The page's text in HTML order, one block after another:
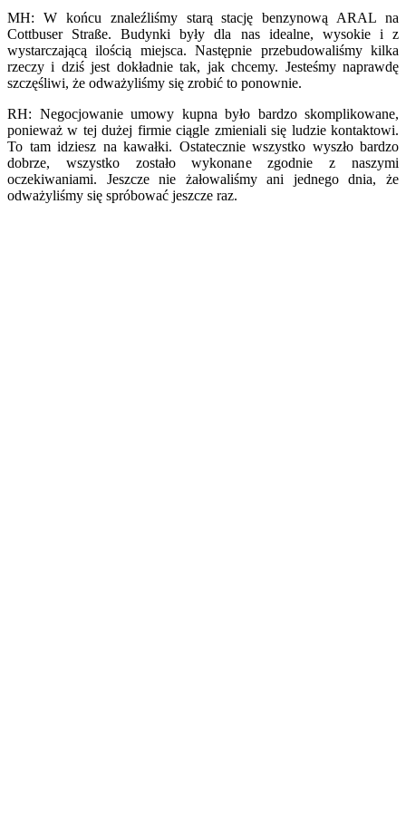
MH: W końcu znaleźliśmy starą stację benzynową ARAL na
Cottbuser Straße. Budynki były dla nas idealne, wysokie i z
wystarczającą ilością miejsca. Następnie przebudowaliśmy kilka
rzeczy i dziś jest dokładnie tak, jak chcemy. Jesteśmy naprawdę
szczęśliwi, że odważyliśmy się zrobić to ponownie.
RH: Negocjowanie umowy kupna było bardzo skomplikowane,
ponieważ w tej dużej firmie ciągle zmieniali się ludzie kontaktowi.
To tam idziesz na kawałki. Ostatecznie wszystko wyszło bardzo
dobrze, wszystko zostało wykonane zgodnie z naszymi
oczekiwaniami. Jeszcze nie żałowaliśmy ani jednego dnia, że
odważyliśmy się spróbować jeszcze raz.